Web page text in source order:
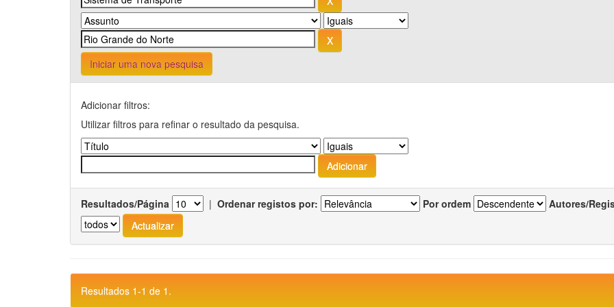
Iniciar uma nova pesquisa
Adicionar filtros:
Utilizar filtros para refinar o resultado da pesquisa.
Resultados/Página | Ordenar registos por: Por ordem Autores/
Resultados 1-1 de 1.